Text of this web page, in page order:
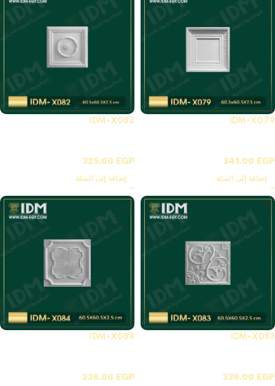
IDM-X079
341.00 EGP
إضافة إلى السلة
IDM-X082
325.00 EGP
إضافة إلى السلة
IDM-X083
336.00 EGP
IDM-X084
336.00 EGP